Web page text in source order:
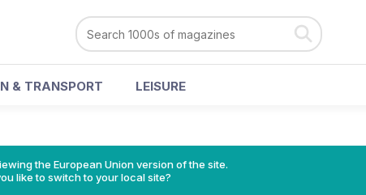
& TRANSPORT LEISURE
the European Union version of the site.
like to switch to your local site?